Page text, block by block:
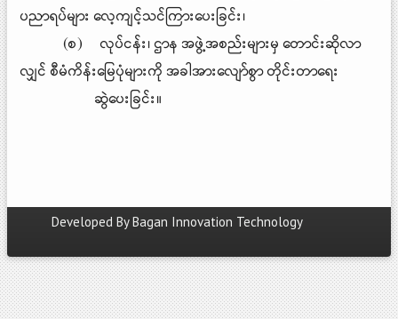
ပညာရပ်များ လေ့ကျင့်သင်ကြားပေးခြင်း၊
(စ) လုပ်ငန်း၊ ဌာန အဖွဲ့အစည်းများမှ တောင်းဆိုလာ
လျှင် စီမံကိန်းမြေပုံများကို အခါအားလျော်စွာ တိုင်းတာရေး
ဆွဲပေးခြင်း။
Developed ByBagan Innovation Technology